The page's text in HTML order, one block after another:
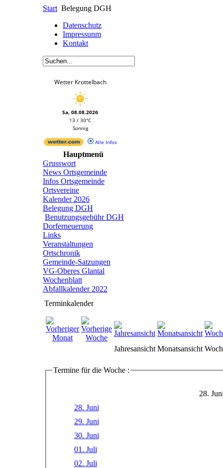
Start Belegung DGH
Datenschutz
Impressunm
Kontakt
Wetter Krottelbach
Sa, 08.08.2026
13 / 30°C
Sonnig
Alle Infos
Hauptmenü
Grusswort
News Ortsgemeinde
Infos Ortsgemeinde
Ortsvereine
Kalender 2026
Belegung DGH
Benutzungsgebühr DGH
Dorferneuerung
Links
Veranstaltungen
Ortschronik
Gemeinde-Satzungen
VG-Oberes Glantal
Wochenblatt
Abfallkalender 2022
Terminkalender
Jahresansicht Monatsansicht
Termine für die Woche :
28.
28. Juni
29. Juni
30. Juni
01. Juli
02. Juli